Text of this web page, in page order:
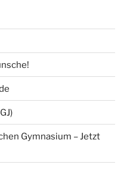
Gymnasium – Jetzt